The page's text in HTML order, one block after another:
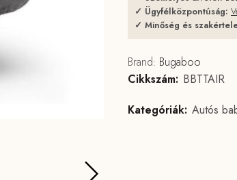
✓ Ügyfélközpontúság:
✓ Minőség és
Brand: Bugaboo
Cikkszám: BBTTAIR
Kategóriák: Autós